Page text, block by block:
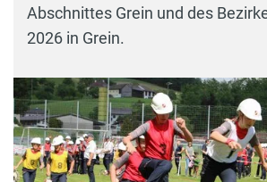
Abschnittes Grein und des
2026 in Grein.